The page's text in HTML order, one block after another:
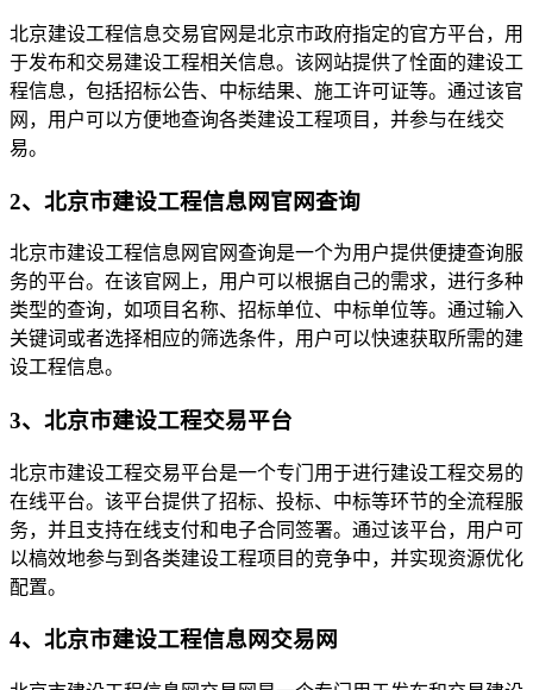
北京建设工程信息交易官网是北京市政府指定的官方平台，用
于发布和交易建设工程相关信息。该网站提供了恮面的建设工
程信息，包括招标公告、中标结果、施工许可证等。通过该官
网，用户可以方便地查询各类建设工程项目，并参与在线交
易。
2、北京市建设工程信息网官网查询
北京市建设工程信息网官网查询是一个为用户提供便捷查询服
务的平台。在该官网上，用户可以根据自己的需求，进行多种
类型的查询，如项目名称、招标单位、中标单位等。通过输入
关键词或者选择相应的筛选条件，用户可以快速获取所需的建
设工程信息。
3、北京市建设工程交易平台
北京市建设工程交易平台是一个专门用于进行建设工程交易的
在线平台。该平台提供了招标、投标、中标等环节的全流程服
务，并且支持在线支付和电子合同签署。通过该平台，用户可
以槁效地参与到各类建设工程项目的竞争中，并实现资源优化
配置。
4、北京市建设工程信息网交易网